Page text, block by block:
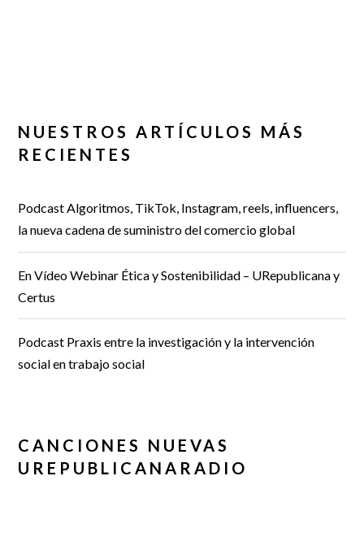
NUESTROS ARTÍCULOS MÁS
RECIENTES
Podcast Algoritmos, TikTok, Instagram, reels, influencers,
la nueva cadena de suministro del comercio global
En Vídeo Webinar Ética y Sostenibilidad – URepublicana y
Certus
Podcast Praxis entre la investigación y la intervención
social en trabajo social
CANCIONES NUEVAS
UREPUBLICANARADIO